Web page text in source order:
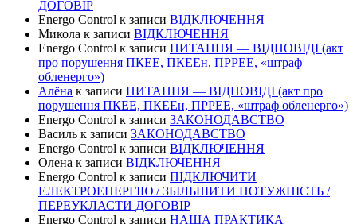
ДОГОВІР
Energo Control к записи ВІДКЛЮЧЕННЯ
Микола к записи ВІДКЛЮЧЕННЯ
Energo Control к записи ПИТАННЯ — ВІДПОВІДІ (акт
про порушення ПКЕЕ, ПКЕЕн, ПРРЕЕ, «штраф
обленерго»)
Алёна к записи ПИТАННЯ — ВІДПОВІДІ (акт про
порушення ПКЕЕ, ПКЕЕн, ПРРЕЕ, «штраф обленерго»)
Energo Control к записи ЗАКОНОДАВСТВО
Василь к записи ЗАКОНОДАВСТВО
Energo Control к записи ВІДКЛЮЧЕННЯ
Олена к записи ВІДКЛЮЧЕННЯ
Energo Control к записи ПІДКЛЮЧИТИ
ЕЛЕКТРОЕНЕРГІЮ / ЗБІЛЬШИТИ ПОТУЖНІСТЬ /
ПЕРЕУКЛАСТИ ДОГОВІР
Energo Control к записи НАША ПРАКТИКА